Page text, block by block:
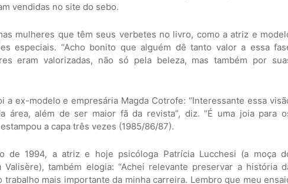
vendidas no site do sebo.
mulheres que têm seus verbetes no livro, como a atriz e
especiais. “Acho bonito que alguém dê tanto valor a essa
eram valorizadas, não só pela beleza, mas também por
a ex-modelo e empresária Magda Cotrofe: “Interessante essa
área, além de ser maior fã da revista”, diz. “É uma joia para
a capa três vezes (1985/86/87).
de 1994, a atriz e hoje psicóloga Patrícia Lucchesi (a moça
também elogia: “Achei relevante preservar a história
trabalho mais importante da minha carreira. Lembro que meu